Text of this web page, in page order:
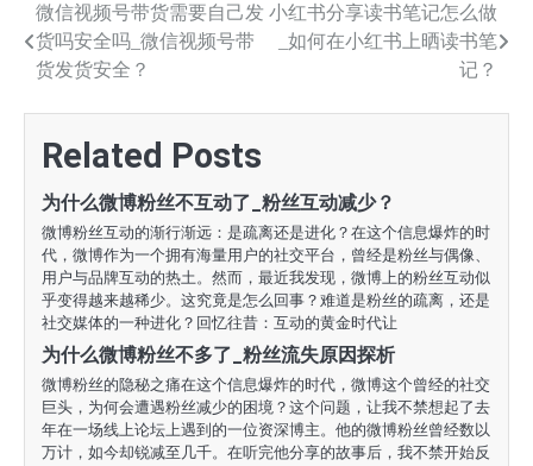
文
章
导
航
微信视频号带货需要自己发
货吗安全吗_微信视频号带
货发货安全？
小红书分享读书笔记怎么做
_如何在小红书上晒读书笔
记？
Related Posts
为什么微博粉丝不互动了_粉丝互动减少？
微博粉丝互动的渐行渐远：是疏离还是进化？在这个信息爆炸的时
代，微博作为一个拥有海量用户的社交平台，曾经是粉丝与偶像、
用户与品牌互动的热土。然而，最近我发现，微博上的粉丝互动似
乎变得越来越稀少。这究竟是怎么回事？难道是粉丝的疏离，还是
社交媒体的一种进化？回忆往昔：互动的黄金时代让
为什么微博粉丝不多了_粉丝流失原因探析
微博粉丝的隐秘之痛在这个信息爆炸的时代，微博这个曾经的社交
巨头，为何会遭遇粉丝减少的困境？这个问题，让我不禁想起了去
年在一场线上论坛上遇到的一位资深博主。他的微博粉丝曾经数以
万计，如今却锐减至几千。在听完他分享的故事后，我不禁开始反